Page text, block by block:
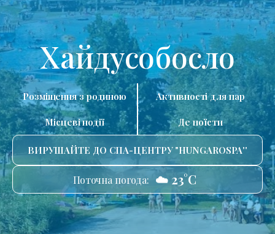
Хайдусобосло
Розміщення з родиною Активності для пар
Місцеві події Де поїсти
ВИРУШАЙТЕ ДО СПА-ЦЕНТРУ "HUNGAROSPA''
Поточна погода: ☁️ 23°C